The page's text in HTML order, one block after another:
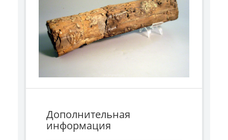
Дополнительная
информация